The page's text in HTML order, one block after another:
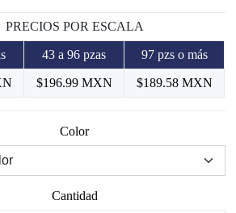
PRECIOS POR ESCALA
43 a 96 pzas 97 pzs o más
$196.99 MXN $189.58 MXN
Color
Cantidad